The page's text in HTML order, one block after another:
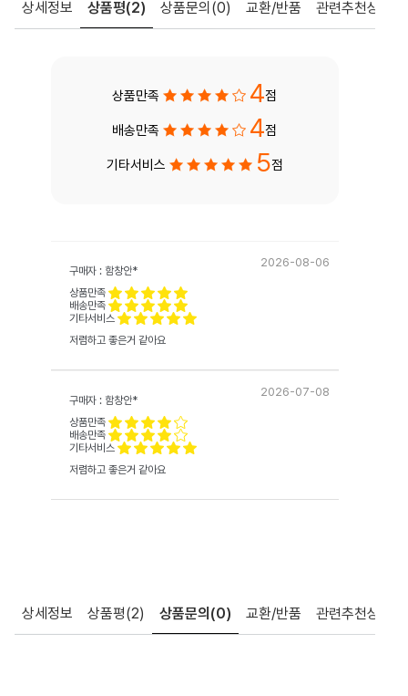
상세정보 상품평(2) 상품문의 (0) 교환/반품 관련추천상품
상품만족 4점
배송만족 4점
기타서비스 5점
구매자 : 함창안*
상품만족
배송만족
기타서비스
2026-08-06
저렴하고 좋은거 같아요
구매자 : 함창안*
상품만족
배송만족
기타서비스
2026-07-08
저렴하고 좋은거 같아요
상세정보 상품평(2) 상품문의 (0) 교환/반품 관련추천상품